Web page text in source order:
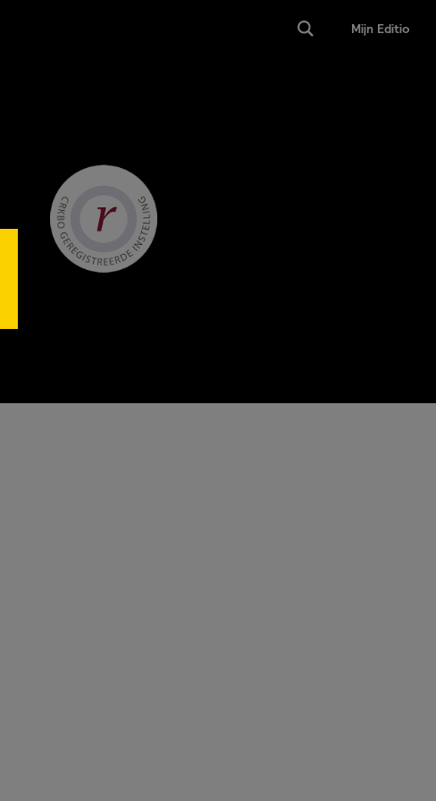
Mijn Editio